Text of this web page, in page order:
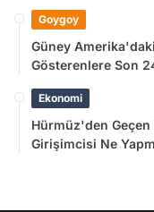
Goygoy
Güney
Gösterenlere Son
Ekonomi
Hürmüz'den
Girişimcisi Ne